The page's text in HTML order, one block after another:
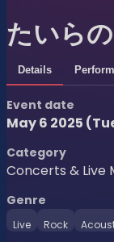
たいら
Details
Event date
May 6 2025
Category
Concerts & Live
Genre
Live Rock